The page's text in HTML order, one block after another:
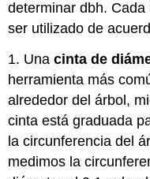
determinar dbh.
ser utilizado de
1. Unacinta de
herramienta más
alrededor del árbol,
cinta está graduada
la circunferencia del
medimos la